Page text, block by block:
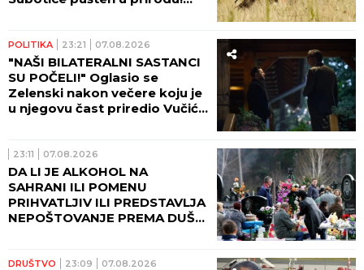
POLITIKA 23:21 07.08.2026
"NAŠI BILATERALNI SASTANCI
SU POČELI!" Oglasio se
Zelenski nakon večere koju je
u njegovu čast priredio Vučić!
23:11 07.08.2026
DA LI JE ALKOHOL NA
SAHRANI ILI POMENU
PRIHVATLJIV ILI PREDSTAVLJA
NEPOŠTOVANJE PREMA DUŠI
DRUŠTVO 23:09 07.08.2026